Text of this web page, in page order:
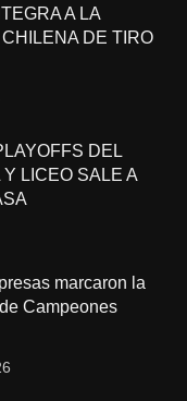
A LA
DE TIRO
DEL
LICEO SALE A
marcaron la
Campeones